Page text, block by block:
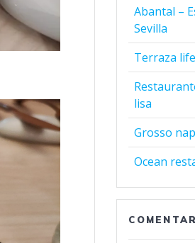
Abantal –
Sevilla
Terraza
lisa
Grosso
Ocean